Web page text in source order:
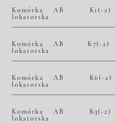
Komórka
lokatorska
AB K1(-2)
Komórka
lokatorska
AB K7(-2)
Komórka
lokatorska
AB K6(-2)
Komórka
lokatorska
AB K3(-2)